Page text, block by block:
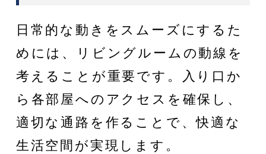
日常的な動きをスムーズにするた
めには、リビングルームの動線を
考えることが重要です。入り口か
ら各部屋へのアクセスを確保し、
適切な通路を作ることで、快適な
生活空間が実現します。